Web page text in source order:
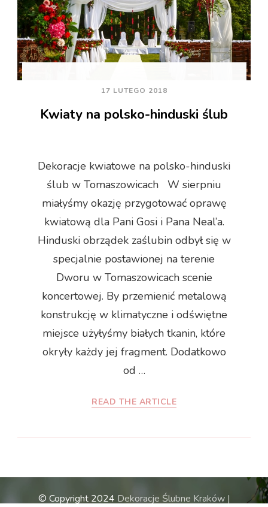
17 LUTEGO 2018
Kwiaty na polsko-hinduski ślub
Dekoracje kwiatowe na polsko-hinduski
ślub w Tomaszowicach W sierpniu
miałyśmy okazję przygotować oprawę
kwiatową dla Pani Gosi i Pana Neal’a.
Hinduski obrządek zaślubin odbył się w
specjalnie postawionej na terenie
Dworu w Tomaszowicach scenie
koncertowej. By przemienić metalową
konstrukcję w klimatyczne i odświętne
miejsce użyłyśmy białych tkanin, które
okryły każdy jej fragment. Dodatkowo
od …
READ THE ARTICLE
© Copyright 2024 Dekoracje Ślubne Kraków |